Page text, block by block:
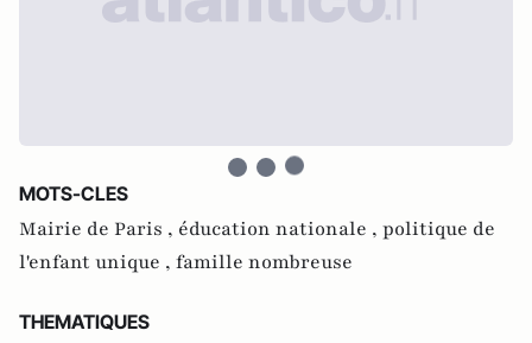
MOTS-CLES
Mairie de Paris , éducation nationale , politique de
l'enfant unique , famille nombreuse
THEMATIQUES